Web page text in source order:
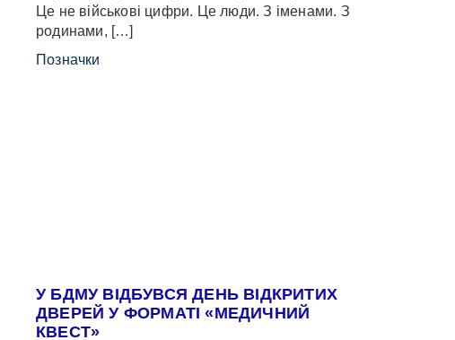
Це не військові цифри. Це люди. З іменами. З
родинами, […]
Позначки
У БДМУ ВІДБУВСЯ ДЕНЬ ВІДКРИТИХ
ДВЕРЕЙ У ФОРМАТІ «МЕДИЧНИЙ
КВЕСТ»